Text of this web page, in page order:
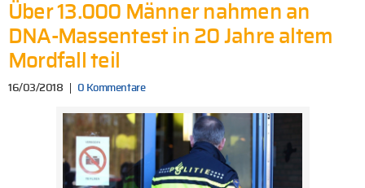
Über 13.000 Männer nahmen an
DNA-Massentest in 20 Jahre altem
Mordfall teil
16/03/2018 0 Kommentare